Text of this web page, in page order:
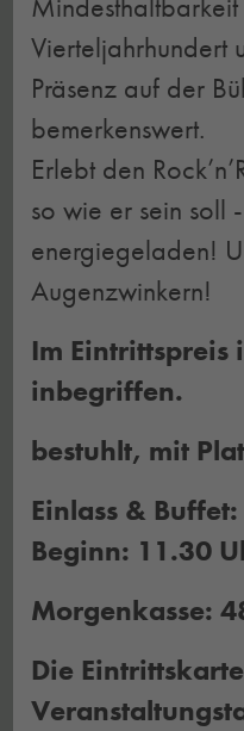
Vierteljahrhundert
Präsenz auf der
bemerkenswert.
Erlebt den
so wie er sein soll
energiegeladen!
Augenzwinkern!
Im Eintrittspreis
inbegriffen.
bestuhlt, mit
Einlass &
Beginn: 11.30
Morgenkasse:
Die